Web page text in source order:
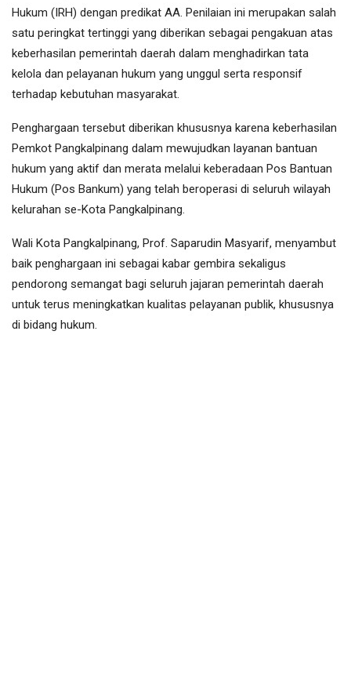
Hukum (IRH) dengan predikat AA. Penilaian ini merupakan salah
satu peringkat tertinggi yang diberikan sebagai pengakuan atas
keberhasilan pemerintah daerah dalam menghadirkan tata
kelola dan pelayanan hukum yang unggul serta responsif
terhadap kebutuhan masyarakat.
Penghargaan tersebut diberikan khususnya karena keberhasilan
Pemkot Pangkalpinang dalam mewujudkan layanan bantuan
hukum yang aktif dan merata melalui keberadaan Pos Bantuan
Hukum (Pos Bankum) yang telah beroperasi di seluruh wilayah
kelurahan se-Kota Pangkalpinang.
Wali Kota Pangkalpinang, Prof. Saparudin Masyarif, menyambut
baik penghargaan ini sebagai kabar gembira sekaligus
pendorong semangat bagi seluruh jajaran pemerintah daerah
untuk terus meningkatkan kualitas pelayanan publik, khususnya
di bidang hukum.